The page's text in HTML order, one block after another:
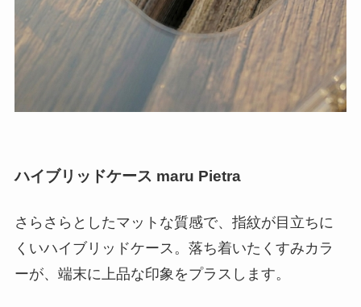
ハイブリッドケース maru Pietra
さらさらとしたマットな質感で、指紋が目立ちに
くいハイブリッドケース。落ち着いたくすみカラ
ーが、端末に上品な印象をプラスします。